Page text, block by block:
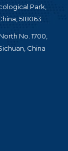
Park,
518063
No. 1700,
China